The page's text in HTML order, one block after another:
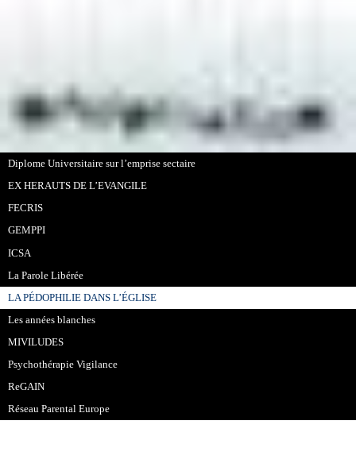
Diplome Universitaire sur l’emprise sectaire
EX HERAUTS DE L’EVANGILE
FECRIS
GEMPPI
ICSA
La Parole Libérée
LA PÉDOPHILIE DANS L’ÉGLISE
Les années blanches
MIVILUDES
Psychothérapie Vigilance
ReGAIN
Réseau Parental Europe